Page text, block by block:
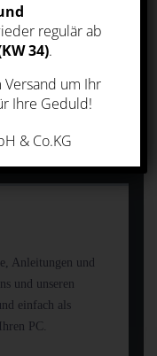
auf dem neuesten
von
exklusiven
an zu unserem
Anleitungen und
und unseren
einfach als
PC.
regulär ab
34).
um Ihr
Ihre Geduld!
& Co.KG